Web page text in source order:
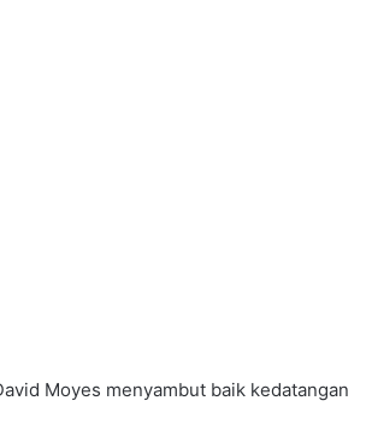
Moyes menyambut baik kedatangan